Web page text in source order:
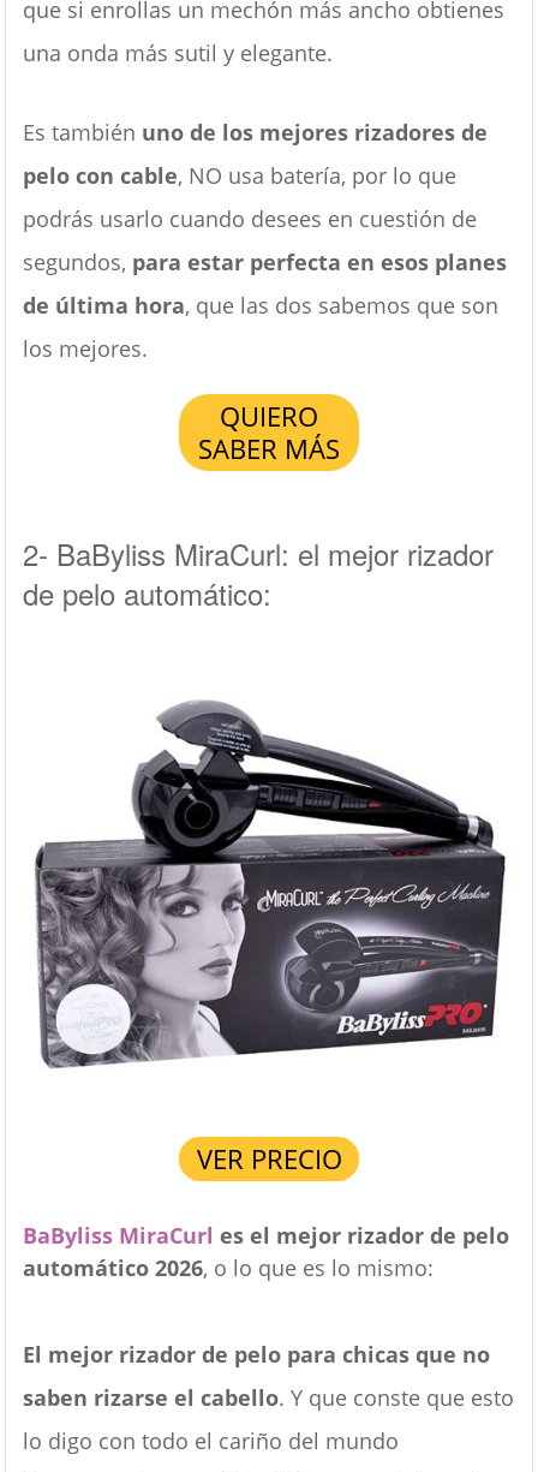
que si enrollas un mechón más ancho obtienes
una onda más sutil y elegante.
Es también uno de los mejores rizadores de
pelo con cable, NO usa batería, por lo que
podrás usarlo cuando desees en cuestión de
segundos, para estar perfecta en esos planes
de última hora, que las dos sabemos que son
los mejores.
QUIERO
SABER MÁS
2- BaByliss MiraCurl: el mejor rizador
de pelo automático:
VER PRECIO
BaByliss MiraCurl es el mejor rizador de pelo
automático 2026, o lo que es lo mismo:
El mejor rizador de pelo para chicas que no
saben rizarse el cabello. Y que conste que esto
lo digo con todo el cariño del mundo